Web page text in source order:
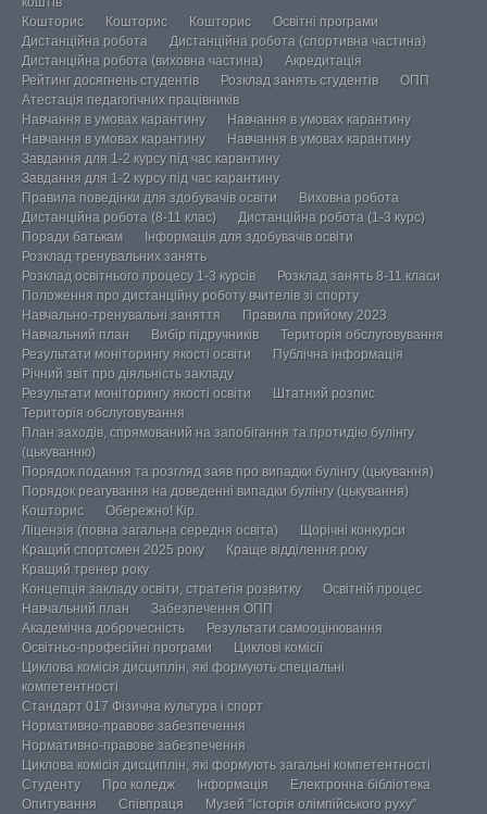
Кошторис
Кошторис Кошторис
Освітні програми
Дистанційна робота
Дистанційна робота (спортивна частина)
Дистанційна робота (виховна частина)
Акредитація
Рейтинг досягнень студентів
Розклад занять студентів
ОПП
Атестація педагогічних працівників
Навчання в умовах карантину
Навчання в умовах карантину
Навчання в умовах карантину
Навчання в умовах карантину
Завдання для 1-2 курсу під час карантину
Завдання для 1-2 курсу під час карантину
Правила поведінки для здобувачів освіти
Виховна робота
Дистанційна робота (8-11 клас)
Дистанційна робота (1-3 курс)
Поради батькам
Інформація для здобувачів освіти
Розклад тренувальних занять
Розклад освітнього процесу 1-3 курсів
Розклад занять 8-11 класи
Положення про дистанційну роботу вчителів зі спорту
Навчально-тренувальні заняття
Правила прийому 2023
Навчальний план
Вибір підручників
Територія обслуговування
Результати моніторингу якості освіти
Публічна інформація
Річний звіт про діяльність закладу
Результати моніторингу якості освіти
Штатний розпис
Територія обслуговування
План заходів, спрямований на запобігання та протидію булінгу
(цькуванню)
Порядок подання та розгляд заяв про випадки булінгу (цькування)
Порядок реагування на доведенні випадки булінгу (цькування)
Кошторис
Обережно! Кір.
Ліцензія (повна загальна середня освіта)
Щорічні конкурси
Кращий спортсмен 2025 року
Краще відділення року
Кращий тренер року
Концепція закладу освіти, стратегія розвитку
Освітній процес
Навчальний план
Забезпечення ОПП
Академічна доброчесність
Результати самооцінювання
Освітньо-професійні програми
Циклові комісії
Циклова комісія дисциплін, які формують спеціальні
компетентності
Стандарт 017 Фізична культура і спорт
Нормативно-правове забезпечення
Нормативно-правове забезпечення
Циклова комісія дисциплін, які формують загальні компетентності
Студенту
Про коледж Інформація
Електронна бібліотека
Опитування
Співпраця
Музей “Історія олімпійського руху”